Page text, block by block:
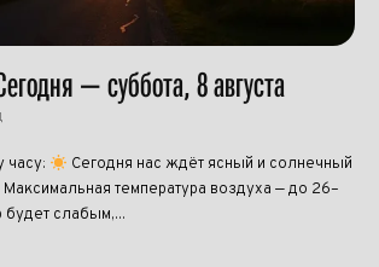
— суббота, 8 августа
часу:
Сегодня нас ждёт ясный и солнечный
температура воздуха — до 26–
будет слабым,...